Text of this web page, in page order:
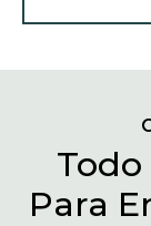
Todo
Para